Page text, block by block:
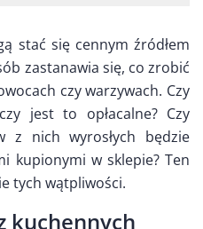
stać się cennym źródłem
zastanawia się, co zrobić
czy warzywach. Czy
jest to opłacalne? Czy
z nich wyrosłych będzie
kupionymi w sklepie? Ten
tych wątpliwości.
kuchennych